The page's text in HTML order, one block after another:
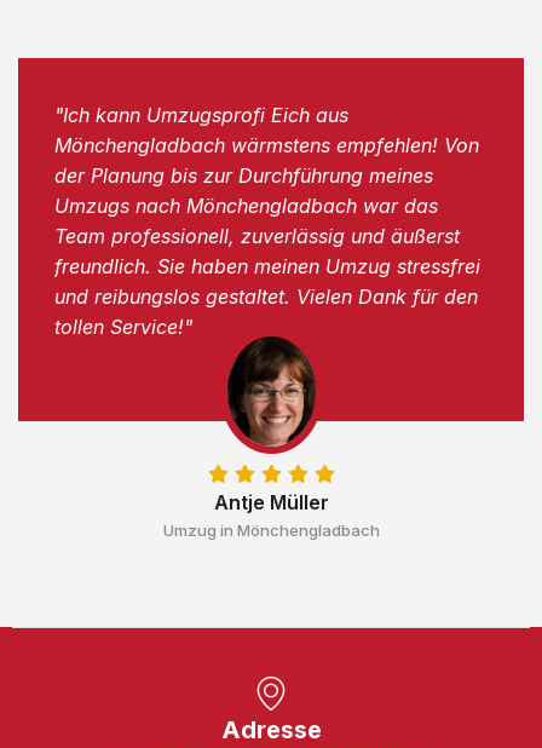
Antje Müller
Umzug in Mönchengladbach
"Ich kann Umzugsprofi Eich aus
Mönchengladbach wärmstens empfehlen! Von
der Planung bis zur Durchführung meines
Umzugs nach Mönchengladbach war das
Team professionell, zuverlässig und äußerst
freundlich. Sie haben meinen Umzug stressfrei
und reibungslos gestaltet. Vielen Dank für den
tollen Service!"
Adresse